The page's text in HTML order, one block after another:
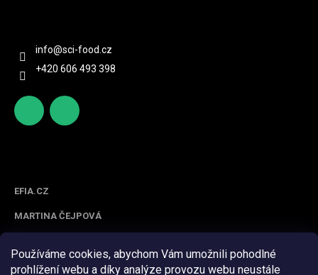
Používáme cookies, abychom Vám umožnili pohodlné
prohlížení webu a díky analýze provozu webu neustále
info@sci-food.cz
+420 606 493 398
om/sc
EFIA.CZ
MARTINA ČEJPOVÁ